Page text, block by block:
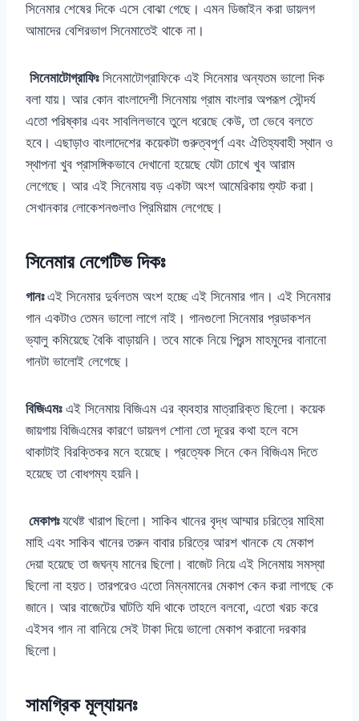
সিনেমার শেষের দিকে এসে বোঝা গেছে। এমন ডিজাইন করা ডায়লগ
আমাদের বেশিরভাগ সিনেমাতেই থাকে না।
সিনেমাটোগ্রাফিঃসিনেমাটোগ্রাফিকে এই সিনেমার অন্যতম ভালো দিক
বলা যায়। আর কোন বাংলাদেশী সিনেমায় গ্রাম বাংলার অপরূপ সৌন্দর্য
এতো পরিষ্কার এবং সাবলিলভাবে তুলে ধরেছে কেউ, তা ভেবে বলতে
হবে। এছাড়াও বাংলাদেশের কয়েকটা গুরুত্বপূর্ণ এবং ঐতিহ্যবাহী স্থান ও
স্থাপনা খুব প্রাসঙ্গিকভাবে দেখানো হয়েছে যেটা চোখে খুব আরাম
লেগেছে। আর এই সিনেমায় বড় একটা অংশ আমেরিকায় শ্যুট করা।
সেখানকার লোকেশনগুলাও প্রিমিয়াম লেগেছে।
সিনেমার নেগেটিভ দিকঃ
গানঃএই সিনেমার দুর্বলতম অংশ হচ্ছে এই সিনেমার গান। এই সিনেমার
গান একটাও তেমন ভালো লাগে নাই। গানগুলো সিনেমার প্রডাকশন
ভ্যালু কমিয়েছে বৈকি বাড়ায়নি। তবে মাকে নিয়ে প্রিন্স মাহমুদের বানানো
গানটা ভালোই লেগেছে।
বিজিএমঃএই সিনেমায় বিজিএম এর ব্যবহার মাত্রারিক্ত ছিলো। কয়েক
জায়গায় বিজিএমের কারণে ডায়লগ শোনা তো দূরের কথা হলে বসে
থাকাটাই বিরক্তিকর মনে হয়েছে। প্রত্যেক সিনে কেন বিজিএম দিতে
হয়েছে তা বোধগম্য হয়নি।
মেকাপঃযথেষ্ট খারাপ ছিলো। সাকিব খানের বৃদ্ধ আম্মার চরিত্রে মাহিমা
মাহি এবং সাকিব খানের তরুন বাবার চরিত্রে আরশ খানকে যে মেকাপ
দেয়া হয়েছে তা জঘন্য মানের ছিলো। বাজেট নিয়ে এই সিনেমায় সমস্যা
ছিলো না হয়ত। তারপরেও এতো নিম্নমানের মেকাপ কেন করা লাগছে কে
জানে। আর বাজেটের ঘাটতি যদি থাকে তাহলে বলবো, এতো খরচ করে
এইসব গান না বানিয়ে সেই টাকা দিয়ে ভালো মেকাপ করানো দরকার
ছিলো।
সামগ্রিক মূল্যায়নঃ